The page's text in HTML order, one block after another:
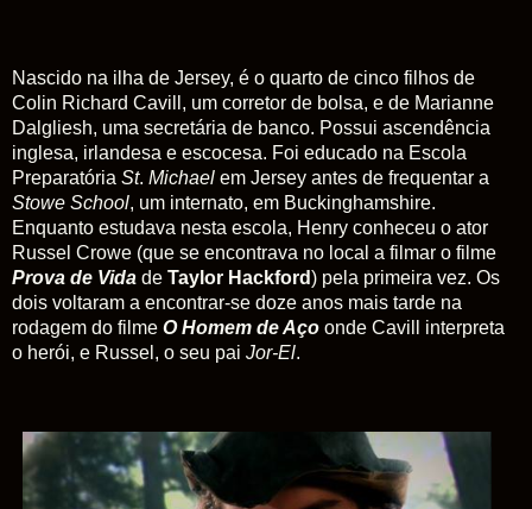
Nascido na ilha de Jersey, é o quarto de cinco filhos de
Colin Richard Cavill, um corretor de bolsa, e de Marianne
Dalgliesh, uma secretária de banco. Possui ascendência
inglesa, irlandesa e escocesa. Foi educado na Escola
Preparatória St. Michael em Jersey antes de frequentar a
Stowe School, um internato, em Buckinghamshire.
Enquanto estudava nesta escola, Henry conheceu o ator
Russel Crowe (que se encontrava no local a filmar o filme
Prova de Vida de Taylor Hackford) pela primeira vez. Os
dois voltaram a encontrar-se doze anos mais tarde na
rodagem do filme O Homem de Aço onde Cavill interpreta
o herói, e Russel, o seu pai Jor-El.